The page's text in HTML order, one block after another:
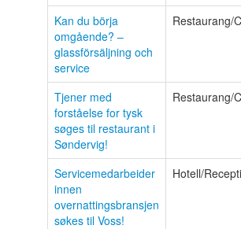
Kan du börja
omgående? –
glassförsäljning och
service
Restaurang/
Tjener med
forståelse for tysk
søges til restaurant i
Søndervig!
Restaurang/
Servicemedarbeider
innen
overnattingsbransjen
søkes til Voss!
Hotell/